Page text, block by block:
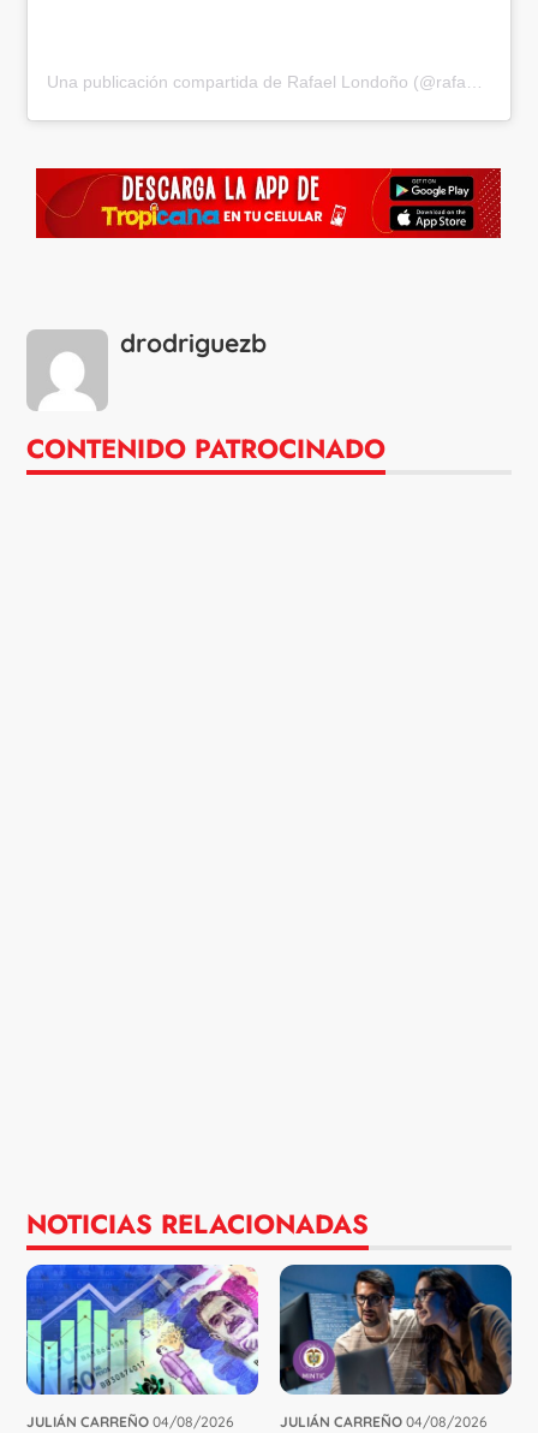
drodriguezb
CONTENIDO PATROCINADO
NOTICIAS RELACIONADAS
JULIÁN CARREÑO 04/08/2026 JULIÁN CARREÑO 04/08/2026